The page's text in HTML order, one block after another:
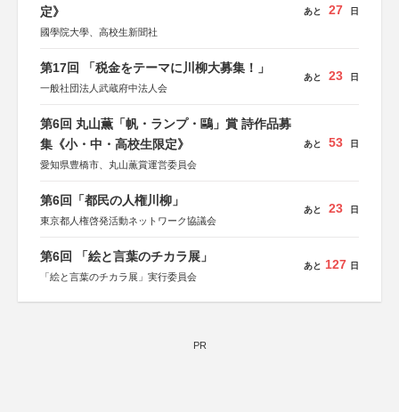
定》
國學院大學、高校生新聞社
あと 27 日
第17回 「税金をテーマに川柳大募集！」
一般社団法人武蔵府中法人会
あと 23 日
第6回 丸山薫「帆・ランプ・鷗」賞 詩作品募
集《小・中・高校生限定》
愛知県豊橋市、丸山薫賞運営委員会
あと 53 日
第6回「都民の人権川柳」
東京都人権啓発活動ネットワーク協議会
あと 23 日
第6回 「絵と言葉のチカラ展」
「絵と言葉のチカラ展」実行委員会
あと 127 日
PR